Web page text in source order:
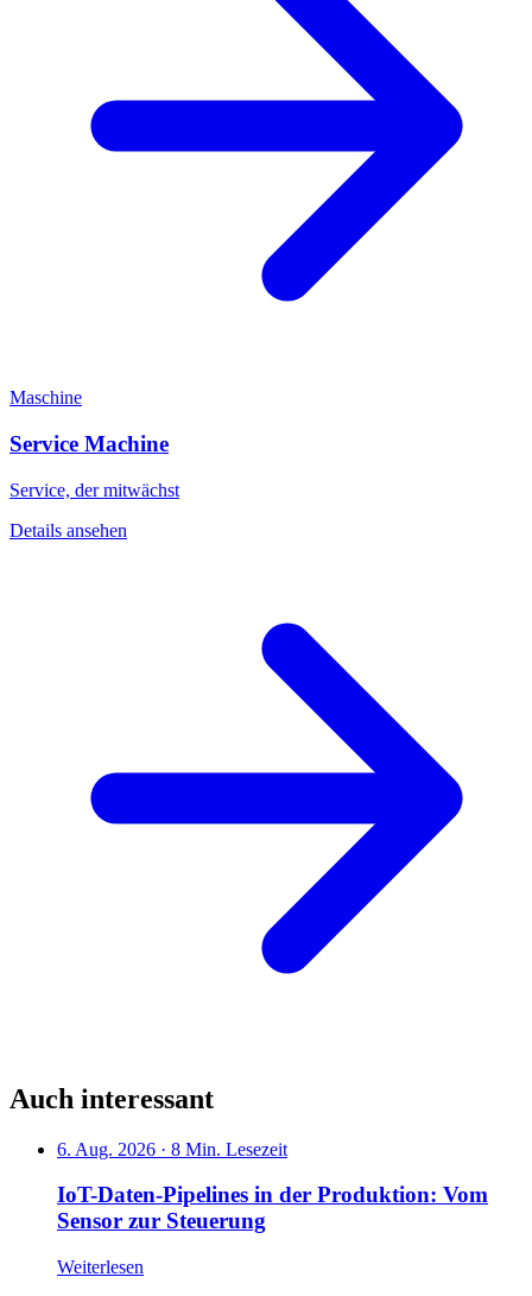
Maschine
Service Machine
Service, der mitwächst
Details ansehen
Auch interessant
6. Aug. 2026 · 8 Min. Lesezeit
IoT-Daten-Pipelines in der Produktion: Vom
Sensor zur Steuerung
Weiterlesen